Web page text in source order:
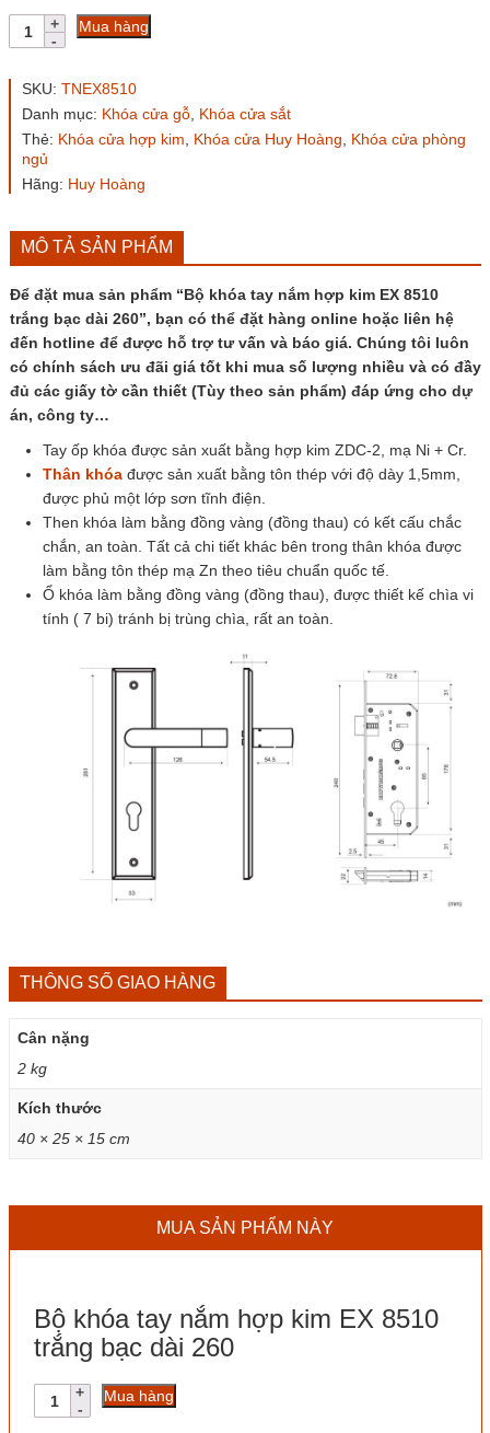
Bộ
khóa
nắm
kim
EX
8510
trắng
260
Mua hàng
SKU: TNEX8510
Danh mục: Khóa cửa gỗ, Khóa cửa sắt
Thẻ: Khóa cửa hợp kim Khóa cửa Huy Hoàng
Khóa cửa phòng
ngủ
Hãng: Huy Hoàng
MÔ TẢ SẢN PHẨM
Để đặt mua sản phẩm “Bộ khóa tay nắm hợp kim EX 8510
trắng bạc dài 260”, bạn có thể đặt hàng online hoặc liên hệ
đến hotline để được hỗ trợ tư vấn và báo giá. Chúng tôi luôn
có chính sách ưu đãi giá tốt khi mua số lượng nhiều và có đầy
đủ các giấy tờ cần thiết (Tùy theo sản phẩm) đáp ứng cho dự
án, công ty…
Tay ốp khóa được sản xuất bằng hợp kim ZDC-2 , mạ Ni + Cr.
Thân khóađược sản xuất bằng tôn thép với độ dày 1,5mm,
được phủ một lớp sơn tĩnh điện.
Then khóa làm bằng đồng vàng (đồng thau) có kết cấu chắc
chắn, an toàn. Tất cả chi tiết khác bên trong thân khóa được
làm bằng tôn thép mạ Zn theo tiêu chuẩn quốc tế.
Ổ khóa làm bằng đồng vàng (đồng thau), được thiết kế chìa vi
tính ( 7 bi) tránh bị trùng chìa, rất an toàn.
THÔNG SỐ GIAO HÀNG
Cân nặng
2 kg
Kích thước
40 × 25 × 15 cm
MUA SẢN PHẨM NÀY
Bộ khóa tay nắm hợp kim EX 8510
trắng bạc dài 260
Bộ
khóa
Mua hàng